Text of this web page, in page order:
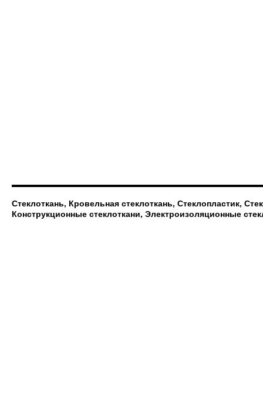
Стеклоткань, Кровельная стеклоткань, Стеклопластик,
Конструкционные стеклоткани, Электроизоляционные